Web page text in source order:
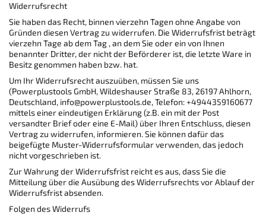
Widerrufsrecht
Sie haben das Recht, binnen vierzehn Tagen ohne Angabe von
Gründen diesen Vertrag zu widerrufen. Die Widerrufsfrist beträgt
vierzehn Tage ab dem Tag , an dem Sie oder ein von Ihnen
benannter Dritter, der nicht der Beförderer ist, die letzte Ware in
Besitz genommen haben bzw. hat.
Um Ihr Widerrufsrecht auszuüben, müssen Sie uns
(Powerplustools GmbH, Wildeshauser Straße 83, 26197 Ahlhorn,
Deutschland, info@powerplustools.de, Telefon: +4944359160677
mittels einer eindeutigen Erklärung (z.B. ein mit der Post
versandter Brief oder eine E-Mail) über Ihren Entschluss, diesen
Vertrag zu widerrufen, informieren. Sie können dafür das
beigefügte Muster-Widerrufsformular verwenden, das jedoch
nicht vorgeschrieben ist.
Zur Wahrung der Widerrufsfrist reicht es aus, dass Sie die
Mitteilung über die Ausübung des Widerrufsrechts vor Ablauf der
Widerrufsfrist absenden.
Folgen des Widerrufs